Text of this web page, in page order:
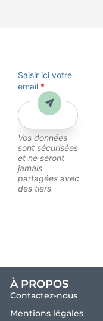
Saisir ici votre
email *
Vos données
sont sécurisées
et ne seront
jamais
partagées avec
des tiers
Envoyer
À PROPOS
Contactez-nous
Mentions légales